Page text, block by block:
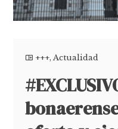
+++,Actualidad